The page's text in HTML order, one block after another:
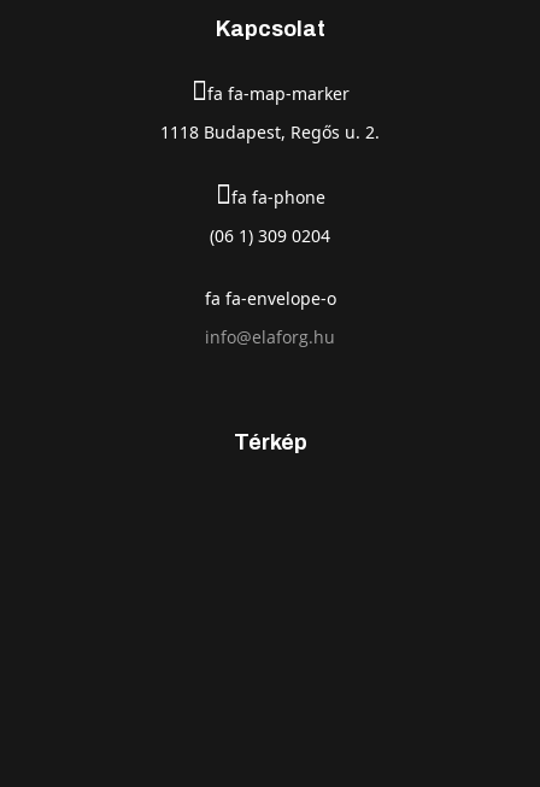
Kapcsolat
fa fa-map-marker
1118 Budapest, Regős u. 2.
fa fa-phone
(06 1) 309 0204
fa fa-envelope-o
info@elaforg.hu
Térkép